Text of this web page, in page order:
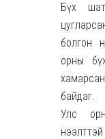
Бүх
болгон
орны
хамарсан
байдаг.
Улс